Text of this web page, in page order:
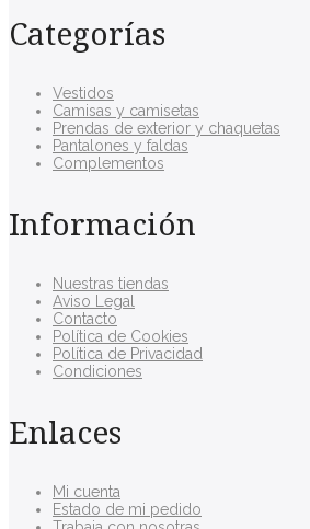
Categorías
Vestidos
Camisas y camisetas
Prendas de exterior y chaquetas
Pantalones y faldas
Complementos
Información
Nuestras tiendas
Aviso Legal
Contacto
Política de Cookies
Política de Privacidad
Condiciones
Enlaces
Mi cuenta
Estado de mi pedido